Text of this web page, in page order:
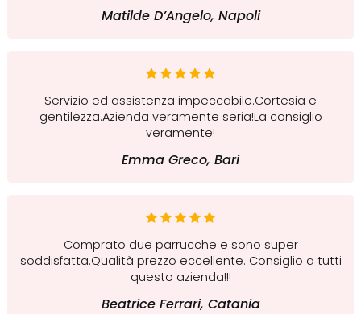
Matilde D’Angelo, Napoli
Servizio ed assistenza impeccabile.Cortesia e
gentilezza.Azienda veramente seria!La consiglio
veramente!
Emma Greco, Bari
Comprato due parrucche e sono super
soddisfatta.Qualità prezzo eccellente. Consiglio a tutti
questo azienda!!!
Beatrice Ferrari, Catania